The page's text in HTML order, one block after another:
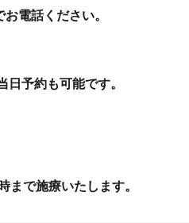
電話ください。
日予約も可能です。
まで施療いたします。